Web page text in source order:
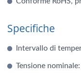
Specifiche
Intervallo di
Tensione